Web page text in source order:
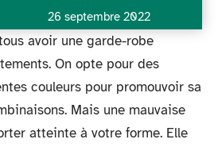
26 septembre 2022
avoir une garde-robe
On opte pour des
couleurs pour promouvoir sa
Mais une mauvaise
atteinte à votre forme. Elle